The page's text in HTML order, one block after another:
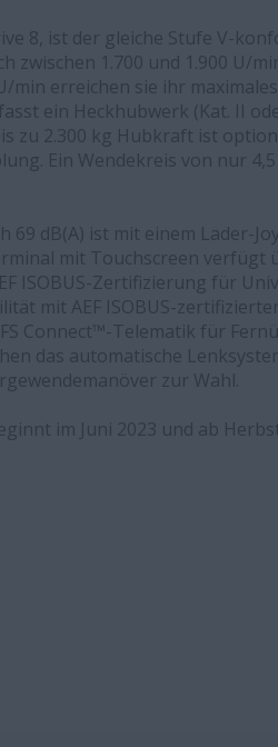
8, ist der gleiche Stufe V-
zwischen 1.700 und 1.900 U/
min erreichen sie ihr
ein Heckhubwerk (Kat. II
zu 2.300 kg Hubkraft ist
Ein Wendekreis von nur
69 dB(A) ist mit einem Lader-
mit Touchscreen verfügt
ISOBUS-Zertifizierung für
mit AEF ISOBUS-
Connect™-Telematik für
das automatische
zur Wahl.
im Juni 2023 und ab